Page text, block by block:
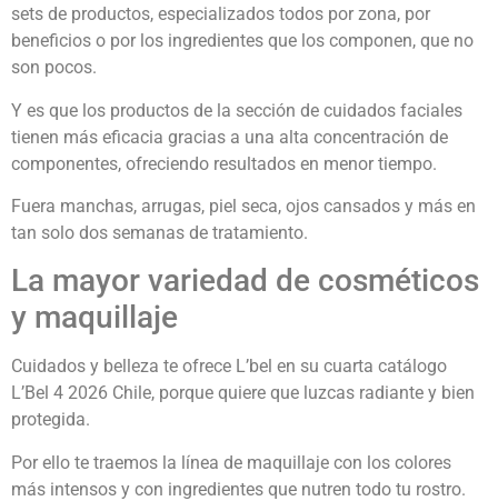
sets de productos, especializados todos por zona, por
beneficios o por los ingredientes que los componen, que no
son pocos.
Y es que los productos de la sección de cuidados faciales
tienen más eficacia gracias a una alta concentración de
componentes, ofreciendo resultados en menor tiempo.
Fuera manchas, arrugas, piel seca, ojos cansados y más en
tan solo dos semanas de tratamiento.
La mayor variedad de cosméticos
y maquillaje
Cuidados y belleza te ofrece L’bel en su cuarta catálogo
L’Bel 4 2026 Chile, porque quiere que luzcas radiante y bien
protegida.
Por ello te traemos la línea de maquillaje con los colores
más intensos y con ingredientes que nutren todo tu rostro.